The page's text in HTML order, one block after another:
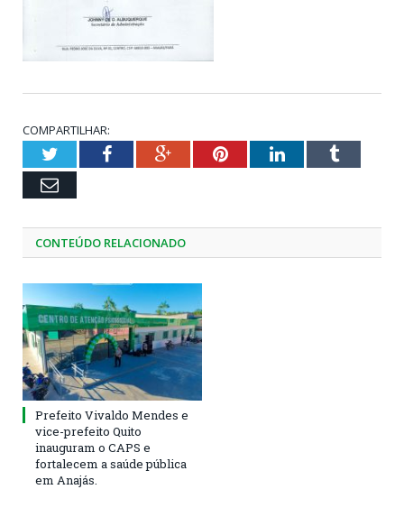
COMPARTILHAR:
TwitterFacebookGoogle+PinterestLinkedInTumblr
Email
CONTEÚDO RELACIONADO
Prefeito Vivaldo Mendes e
vice-prefeito Quito
inauguram o CAPS e
fortalecem a saúde pública
em Anajás.